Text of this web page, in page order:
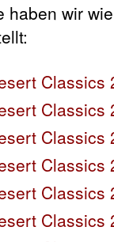
haben wir
Classics
Classics
Classics
Classics
Classics
Classics